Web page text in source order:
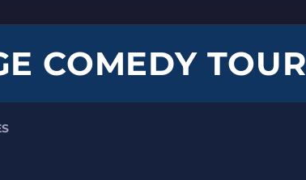
COMEDY TOUR